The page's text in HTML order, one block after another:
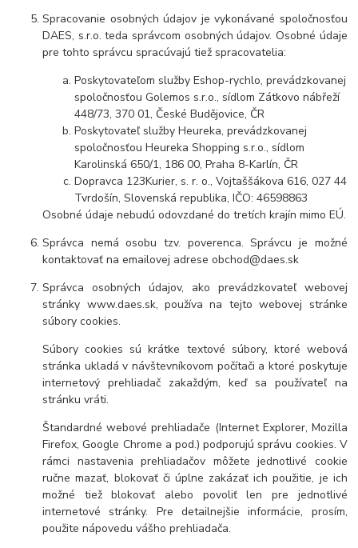
Spracovanie osobných údajov je vykonávané spoločnosťou
DAES, s.r.o. teda správcom osobných údajov. Osobné údaje
pre tohto správcu spracúvajú tiež spracovatelia:
Poskytovateľom služby Eshop-rychlo, prevádzkovanej
spoločnosťou Golemos s.r.o., sídlom Zátkovo nábřeží
448/73, 370 01, České Budějovice, ČR
Poskytovateľ služby Heureka, prevádzkovanej
spoločnosťou Heureka Shopping s.r.o., sídlom
Karolinská 650/1, 186 00, Praha 8-Karlín, ČR
Dopravca 123Kurier, s. r. o., Vojtaššákova 616, 027 44
Tvrdošín, Slovenská republika, IČO: 46598863
Osobné údaje nebudú odovzdané do tretích krajín mimo EÚ.
Správca nemá osobu tzv. poverenca. Správcu je možné
kontaktovať na emailovej adrese obchod@daes.sk
Správca osobných údajov, ako prevádzkovateľ webovej
stránky www.daes.sk, používa na tejto webovej stránke
súbory cookies.
Súbory cookies sú krátke textové súbory, ktoré webová
stránka ukladá v návštevníkovom počítači a ktoré poskytuje
internetový prehliadač zakaždým, keď sa používateľ na
stránku vráti.
Štandardné webové prehliadače (Internet Explorer, Mozilla
Firefox, Google Chrome a pod.) podporujú správu cookies. V
rámci nastavenia prehliadačov môžete jednotlivé cookie
ručne mazať, blokovať či úplne zakázať ich použitie, je ich
možné tiež blokovať alebo povoliť len pre jednotlivé
internetové stránky. Pre detailnejšie informácie, prosím,
použite nápovedu vášho prehliadača.